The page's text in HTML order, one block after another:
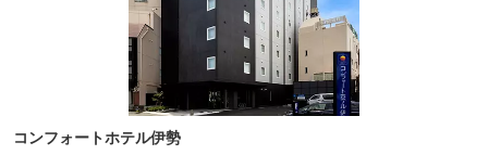
コンフォートホテル伊勢